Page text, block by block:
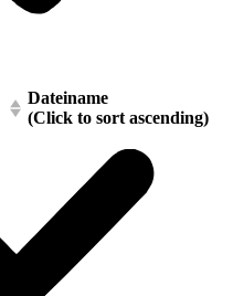
Dateiname
(Click to sort ascending)